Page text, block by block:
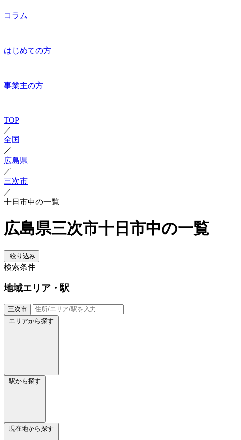
コラム
はじめての方
事業主の方
TOP
／
全国
／
広島県
／
三次市
／
十日市中の一覧
広島県三次市十日市中の一覧
絞り込み
検索条件
地域エリア・駅
三次市
エリアから探す
駅から探す
現在地から探す